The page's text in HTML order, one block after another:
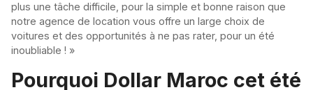
plus une tâche difficile, pour la simple et bonne raison que
notre agence de location vous offre un large choix de
voitures et des opportunités à ne pas rater, pour un été
inoubliable ! »
Pourquoi Dollar Maroc cet été